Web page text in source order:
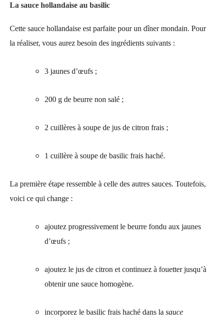
La sauce hollandaise au basilic
Cette sauce hollandaise est parfaite pour un dîner mondain. Pour
la réaliser, vous aurez besoin des ingrédients suivants :
3 jaunes d’œufs ;
200 g de beurre non salé ;
2 cuillères à soupe de jus de citron frais ;
1 cuillère à soupe de basilic frais haché.
La première étape ressemble à celle des autres sauces. Toutefois,
voici ce qui change :
ajoutez progressivement le beurre fondu aux jaunes
d’œufs ;
ajoutez le jus de citron et continuez à fouetter jusqu’à
obtenir une sauce homogène.
incorporez le basilic frais haché dans la sauce